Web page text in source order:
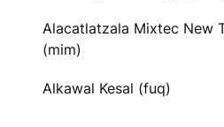
Alacatlatzala Mixtec New
(mim)
Alkawal Kesal (fuq)